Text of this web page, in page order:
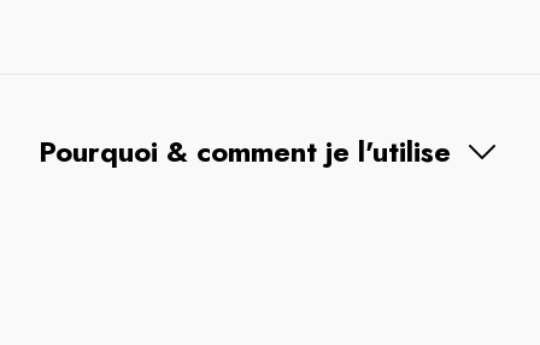
Pourquoi & comment je l'utilise